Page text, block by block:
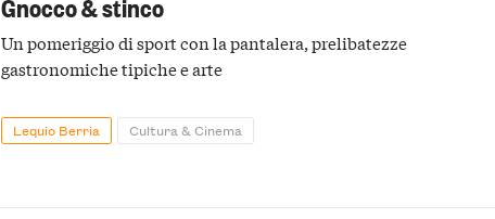
Un pomeriggio di sport con la pantalera, prelibatezze
gastronomiche tipiche e arte
Lequio Berria Cultura & Cinema